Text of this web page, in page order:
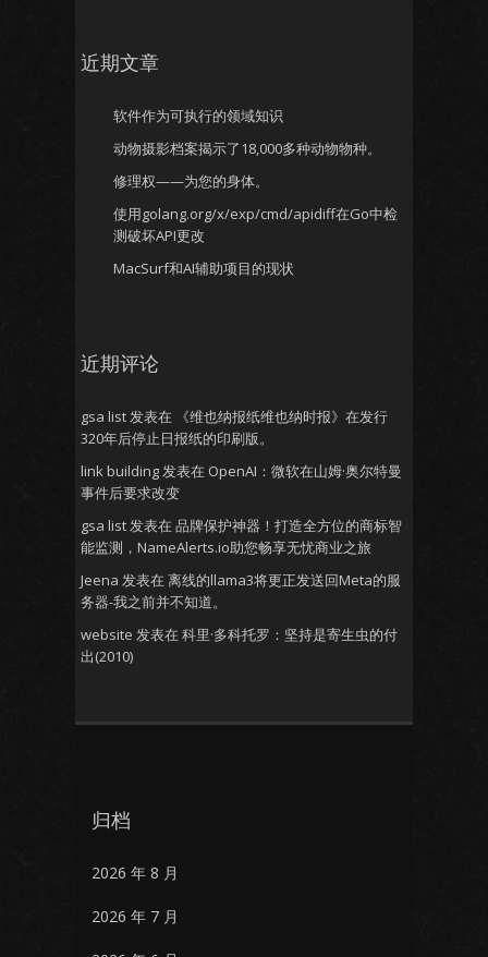
近期文章
软件作为可执行的领域知识
动物摄影档案揭示了18,000多种动物物种。
修理权——为您的身体。
使用golang.org/x/exp/cmd/apidiff在Go中检
测破坏API更改
MacSurf和AI辅助项目的现状
近期评论
gsa list发表在
《维也纳报纸维也纳时报》在发行
320年后停止日报纸的印刷版。
link building发表在 OpenAI：微软在山姆·奥尔特曼
事件后要求改变
gsa list发表在 品牌保护神器！打造全方位的商标智
能监测，NameAlerts.io助您畅享无忧商业之旅
Jeena 发表在 离线的llama3将更正发送回Meta的服
务器-我之前并不知道。
website 发表在 科里·多科托罗：坚持是寄生虫的付
出(2010)
归档
2026 年 8 月
2026 年 7 月